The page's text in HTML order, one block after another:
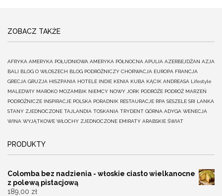
ZOBACZ TAKŻE
AFRYKA AMERYKA POŁUDNIOWA AMERYKA PÓŁNOCNA APULIA AZERBEJDŻAN AZJA
BALI BLOG O WŁOSZECH BLOG PODRÓŻNICZY CHORWACJA EUROPA FRANCJA
GRECJA GRUZJA HISZPANIA HOTELE INDIE KENIA KUBA KĄCIK ANDREASA Lifestyle
MALEDWIY MAROKO MOZAMBIK NIEMCY NOWY JORK PODRÓŻE PODRÓŻ MARZEŃ
PODRÓŻNICZE INSPIRACJE POLSKA PORADNIK RESTAURACJE RPA SESZELE SRI LANKA
STANY ZJEDNOCZONE TAJLANDIA TOSKANIA TRYDENT GÓRNA ADYGA WENECJA
WINA WYJĄTKOWE WŁOCHY ZJEDNOCZONE EMIRATY ARABSKIE ŚWIAT
PRODUKTY
Colomba bez nadzienia - włoskie ciasto wielkanocne
z polewą pistacjową
189,00 zł